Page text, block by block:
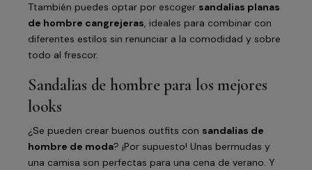
Ttambién puedes optar por escoger sandalias planas
de hombre cangrejeras, ideales para combinar con
diferentes estilos sin renunciar a la comodidad y sobre
todo al frescor.
Sandalias de hombre para los mejores
looks
¿Se pueden crear buenos outfits con sandalias de
hombre de moda? ¡Por supuesto! Unas bermudas y
una camisa son perfectas para una cena de verano. Y